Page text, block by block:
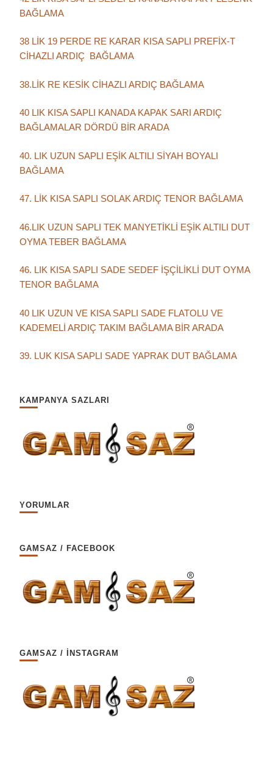
BAĞLAMA
38 LİK 19 PERDE RE KARAR KISA SAPLI PREFİX-T
CİHAZLI ARDIÇ BAĞLAMA
38.LİK RE KESİK CİHAZLI ARDIÇ BAĞLAMA
40 LIK KISA SAPLI KANADA KAPAK SARI ARDIÇ
BAĞLAMALAR DÖRDÜ BİR ARADA
40. LIK UZUN SAPLI EŞİK ALTILI SİYAH BOYALI
BAĞLAMA
47. LİK KISA SAPLI SOLAK ARDIÇ TENOR BAĞLAMA
46.LIK UZUN SAPLI TEK MANYETİKLİ EŞİK ALTILI DUT
OYMA TEBER BAĞLAMA
46. LIK KISA SAPLI SADE SEDEF İŞÇİLİKLİ DUT OYMA
TENOR BAĞLAMA
40 LIK UZUN VE KISA SAPLI SADE FLATOLU VE
KADEMELİ ARDIÇ TAKIM BAĞLAMA BİR ARADA
39. LUK KISA SAPLI SADE YAPRAK DUT BAĞLAMA
KAMPANYA SAZLARI
YORUMLAR
GAMSAZ / FACEBOOK
GAMSAZ / İNSTAGRAM